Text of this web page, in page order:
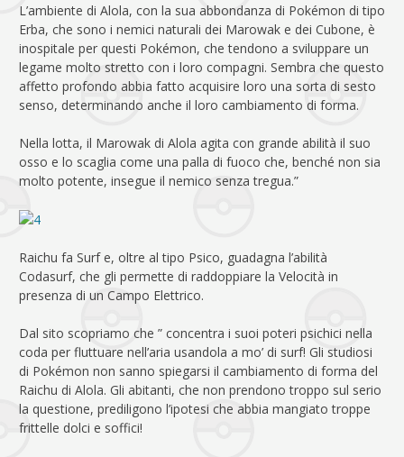
L’ambiente di Alola, con la sua abbondanza di Pokémon di tipo
Erba, che sono i nemici naturali dei Marowak e dei Cubone, è
inospitale per questi Pokémon, che tendono a sviluppare un
legame molto stretto con i loro compagni. Sembra che questo
affetto profondo abbia fatto acquisire loro una sorta di sesto
senso, determinando anche il loro cambiamento di forma.
Nella lotta, il Marowak di Alola agita con grande abilità il suo
osso e lo scaglia come una palla di fuoco che, benché non sia
molto potente, insegue il nemico senza tregua.”
Raichu fa Surf e, oltre al tipo Psico, guadagna l’abilità
Codasurf, che gli permette di raddoppiare la Velocità in
presenza di un Campo Elettrico.
Dal sito scopriamo che ” concentra i suoi poteri psichici nella
coda per fluttuare nell’aria usandola a mo’ di surf! Gli studiosi
di Pokémon non sanno spiegarsi il cambiamento di forma del
Raichu di Alola. Gli abitanti, che non prendono troppo sul serio
la questione, prediligono l’ipotesi che abbia mangiato troppe
frittelle dolci e soffici!